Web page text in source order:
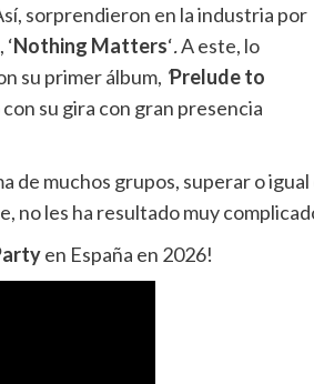
sorprendieron en la industria por
Nothing Matters‘.A este, lo
su primer álbum, ‘Prelude to
su gira con gran presencia
de muchos grupos, superar o igual
no les ha resultado muy
en España en 2026!